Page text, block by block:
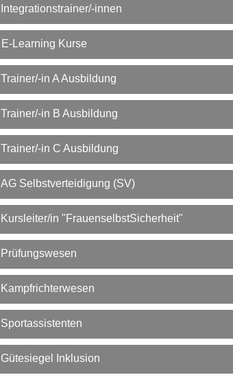
Integrationstrainer/-innen
E-Learning Kurse
Trainer/-in A Ausbildung
Trainer/-in B Ausbildung
Trainer/-in C Ausbildung
AG Selbstverteidigung (SV)
Kursleiter/in "FrauenselbstSicherheit"
Prüfungswesen
Kampfrichterwesen
Sportassistenten
Gütesiegel Inklusion